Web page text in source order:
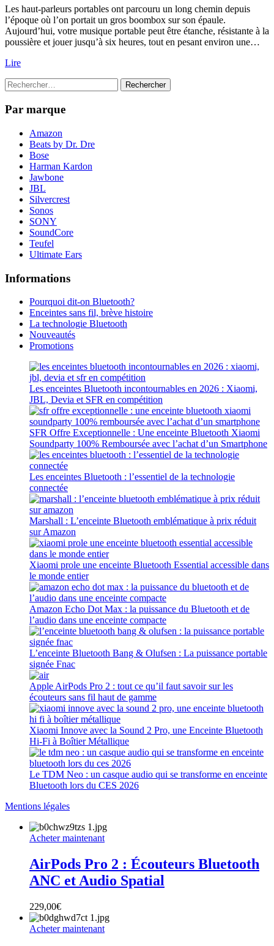
l’offre
inédite
sur
le
Les haut-parleurs portables ont parcouru un long chemin depuis
l’époque où l’on portait un gros boombox sur son épaule.
Aujourd’hui, votre musique portable peut être étanche, résistante à la
poussière et jouer jusqu’à six heures, tout en pesant environ une…
Lire
Rechercher :
Par marque
Amazon
Beats by Dr. Dre
Bose
Harman Kardon
Jawbone
JBL
Silvercrest
Sonos
SONY
SoundCore
Teufel
Ultimate Ears
Informations
Pourquoi dit-on Bluetooth?
Enceintes sans fil, brève histoire
La technologie Bluetooth
Nouveautés
Promotions
Les enceintes Bluetooth incontournables en 2026 : Xiaomi,
JBL, Devia et SFR en compétition
SFR Offre Exceptionnelle : Une enceinte Bluetooth Xiaomi
Soundparty 100% Remboursée avec l’achat d’un Smartphone
Les enceintes Bluetooth : l’essentiel de la technologie
connectée
Marshall : L’enceinte Bluetooth emblématique à prix réduit
sur Amazon
Xiaomi prole une enceinte Bluetooth Essential accessible dans
le monde entier
Amazon Echo Dot Max : la puissance du Bluetooth et de
l’audio dans une enceinte compacte
L’enceinte Bluetooth Bang & Olufsen : La puissance portable
signée Fnac
Apple AirPods Pro 2 : tout ce qu’il faut savoir sur les
écouteurs sans fil haut de gamme
Xiaomi Innove avec la Sound 2 Pro, une Enceinte Bluetooth
Hi-Fi à Boîtier Métallique
Le TDM Neo : un casque audio qui se transforme en enceinte
Bluetooth lors du CES 2026
Mentions légales
Acheter maintenant
AirPods Pro 2 : Écouteurs Bluetooth
ANC et Audio Spatial
229,00€
Acheter maintenant